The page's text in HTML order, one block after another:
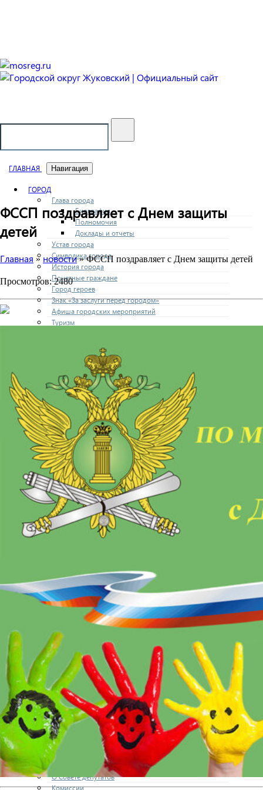
ГЛАВНАЯ Навигация
ГОРОД
Глава города
Биография
Полномочия
Доклады и отчеты
Устав города
Символика города
История города
Почетные граждане
Город героев
Знак «За заслуги перед городом»
Афиша городских мероприятий
Туризм
Городские программы
Генеральный план города
Правила застройки и землепользования
Экстренные службы
Медиа галерея
Новости
Авиаград Жуковский
АДМИНИСТРАЦИЯ
Структура
Полномочия
Кадровое обеспечение
Направления деятельности
Участникам СВО и членам их семей
Жилищная сфера
Наружная реклама
Экономика
Финансовое управление
Образование
Социальная политика
Транспортное обслуживание
Технологические схемы
Потребительский рынок
Физическая культура и спорт
Молодежная политика
Комиссия по делам несовершеннолетних и защите их
прав
Оценка регулирующего воздействия
Градостроительная деятельность
Дорожная деятельность
Архивное дело
Муниципальные учреждения
Контакты
СОВЕТ ДЕПУТАТОВ
Структура
Депутаты
О Совете депутатов
Комиссии
ФССП поздравляет с Днем защиты
детей
Главная » новости» ФССП поздравляет с Днем защиты детей
Просмотров: 2480